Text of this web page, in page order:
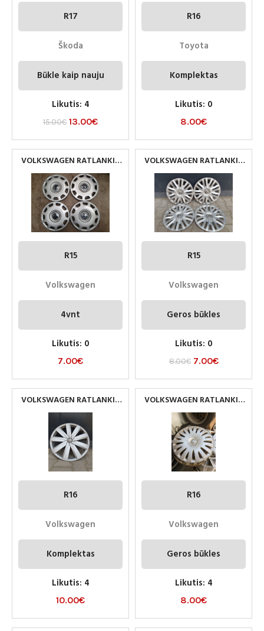
R17
Škoda
Būkle kaip nauju
Likutis: 4
15.00€ 13.00€
R16
Toyota
Komplektas
Likutis: 0
8.00€
VOLKSWAGEN RATLANKIU
GAUBTAI R15
R15
Volkswagen
4vnt
Likutis: 0
7.00€
VOLKSWAGEN RATLANKIU
GAUBTAI R15
R15
Volkswagen
Geros būkles
Likutis: 0
8.00€ 7.00€
VOLKSWAGEN RATLANKIU
GAUBTAI R16
R16
Volkswagen
Komplektas
Likutis: 4
10.00€
VOLKSWAGEN RATLANKIU
GAUBTAI R16
R16
Volkswagen
Geros būkles
Likutis: 4
8.00€